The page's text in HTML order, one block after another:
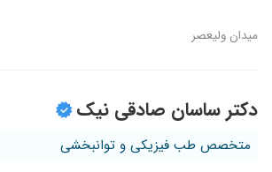
میدان ولیعصر
دکتر ساسان صادقی نیک
متخصص طب فیزیکی و توانبخشی